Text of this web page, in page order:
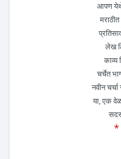
आपण
लेख
काव्य
चर्चेत
नवीन
या, एक